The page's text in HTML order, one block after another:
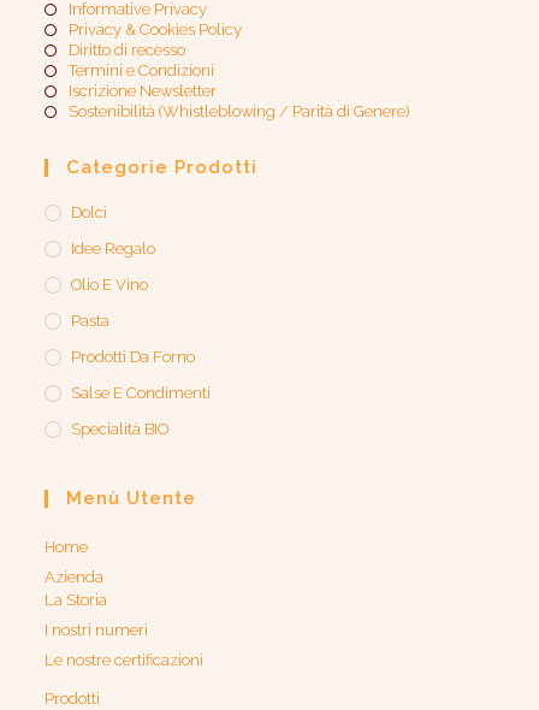
Informative Privacy
Privacy & Cookies Policy
Diritto di recesso
Termini e Condizioni
Iscrizione Newsletter
Sostenibilità (Whistleblowing / Parità di Genere)​
Categorie Prodotti
Dolci
Idee Regalo
Olio E Vino
Pasta
Prodotti Da Forno
Salse E Condimenti
Specialità BIO
Menù Utente
Home
Azienda
La Storia
I nostri numeri
Le nostre certificazioni
Prodotti